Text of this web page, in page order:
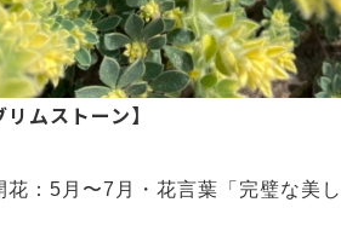
リムストーン】
花：5月〜7月・花言葉「完璧な美